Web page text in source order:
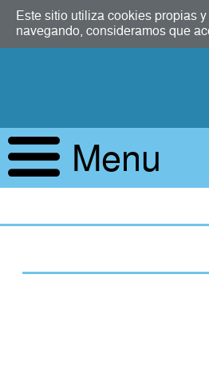
Este sitio utiliza cookies propias
navegando, consideramos que
Menu